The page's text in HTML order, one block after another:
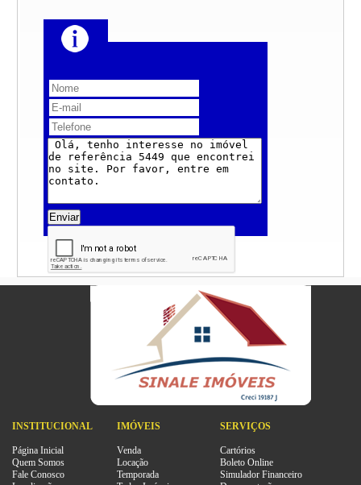
Enviar
INSTITUCIONAL
Página Inicial
Quem Somos
Fale Conosco
IMÓVEIS
Venda
Locação
Temporada
SERVIÇOS
Cartórios
Boleto Online
Simulador Financeiro